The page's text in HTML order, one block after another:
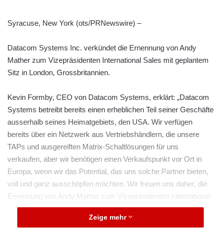
Syracuse, New York (ots/PRNewswire) –
Datacom Systems Inc. verkündet die Ernennung von Andy
Mather zum Vizepräsidenten International Sales mit geplantem
Sitz in London, Grossbritannien.
Kevin Formby, CEO von Datacom Systems, erklärt: „Datacom
Systems betreibt bereits einen erheblichen Teil seiner Geschäfte
ausserhalb seines Heimatgebiets, den USA. Wir verfügen
bereits über ein Netzwerk aus Vertriebshändlern, die unsere
TAPs und ausgereiften Matrix-Schaltlösungen für uns
verkaufen, aber wir benötigen einen Verkaufspunkt vor Ort in
Europa, wenn wir das Potential, das uns solche Partner bieten,
voll und ganz ausschöpfen möchten. Wir freuen uns daher, die
Ernennung von Andy Mather zum Vizepräsidenten International
Sales mit geplantem Sitz in London, Grossbritannien, verkünden
zu dürfen. Andys Aufgabe wird sein, mit unseren
Zeige mehr